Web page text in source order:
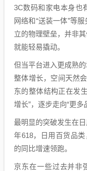
3C数码和家电本身也
网络和“送装一体”等
立的物理壁垒，并非
就能轻易撬动。
但当平台进入更成熟
整体增长，空间天然
东的整体结构正在发
增长”，逐步走向“更多
最明显的突破发生在
年618，日用百货品
的同比增速领跑。
京东在一些过去并非